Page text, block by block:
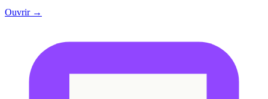
Ouvrir →